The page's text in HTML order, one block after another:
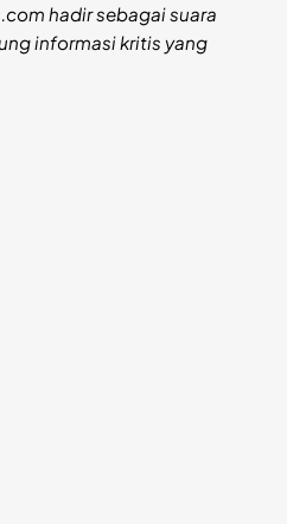
hadir sebagai suara
informasi kritis yang